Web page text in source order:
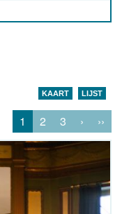
LIJST
KAART
1 2 3 › ››